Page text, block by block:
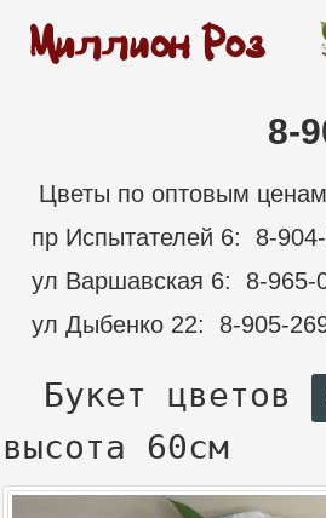
8-
Цветы по оптовым
пр Испытателей 6: 8-904-
ул Варшавская 6: 8-965-
ул Дыбенко 22: 8-905-
Букет цветов
высота 60см